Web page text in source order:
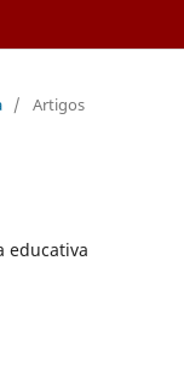
/ Artigos
educativa